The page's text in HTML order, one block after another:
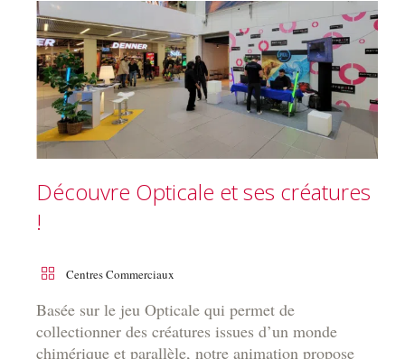
Découvre Opticale et ses créatures
!
Centres Commerciaux
Basée sur le jeu Opticale qui permet de
collectionner des créatures issues d’un monde
chimérique et parallèle, notre animation propose